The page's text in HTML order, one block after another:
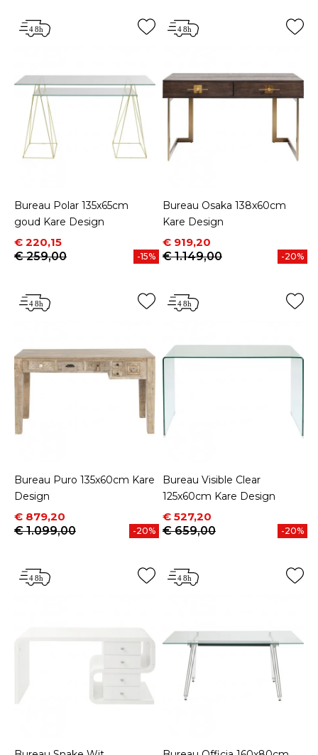
Bureau Polar 135x65cm
goud Kare Design
Prijs
€ 220,15
Normale prijs
€ 259,00
-15%
Bureau Osaka 138x60cm
Kare Design
Prijs
€ 919,20
Normale prijs
€ 1.149,00
-20%
Bureau Puro 135x60cm Kare
Design
Prijs
€ 879,20
Normale prijs
€ 1.099,00
-20%
Bureau Visible Clear
125x60cm Kare Design
Prijs
€ 527,20
Normale prijs
€ 659,00
-20%